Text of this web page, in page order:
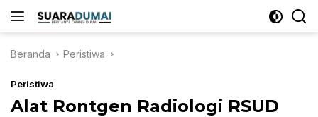
ke
Beranda
Peristiwa
Peristiwa
Alat Rontgen Radiologi RSUD